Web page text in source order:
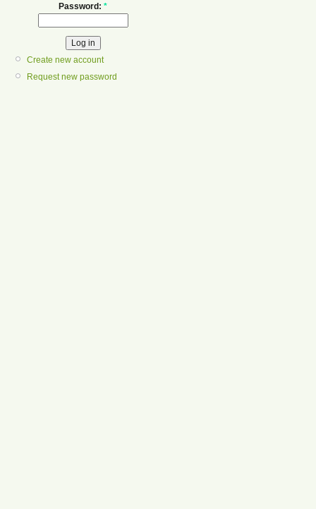
Password: *
Create new account
Request new password